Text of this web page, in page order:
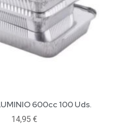
600cc 100 Uds.
14,95 €